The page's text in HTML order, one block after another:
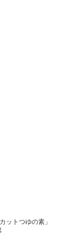
ットつゆの素」